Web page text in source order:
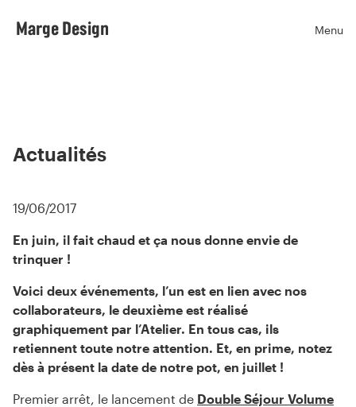
Marge Design Menu
Actualités
19/06/2017
En juin, il fait chaud et ça nous donne envie de
trinquer !
Voici deux événements, l’un est en lien avec nos
collaborateurs, le deuxième est réalisé
graphiquement par l’Atelier. En tous cas, ils
retiennent toute notre attention. Et, en prime, notez
dès à présent la date de notre pot, en juillet !
Premier arrêt, le lancement de Double Séjour Volume